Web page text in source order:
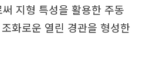
지형 특성을 활용한 주동
화로운 열린 경관을 형성한